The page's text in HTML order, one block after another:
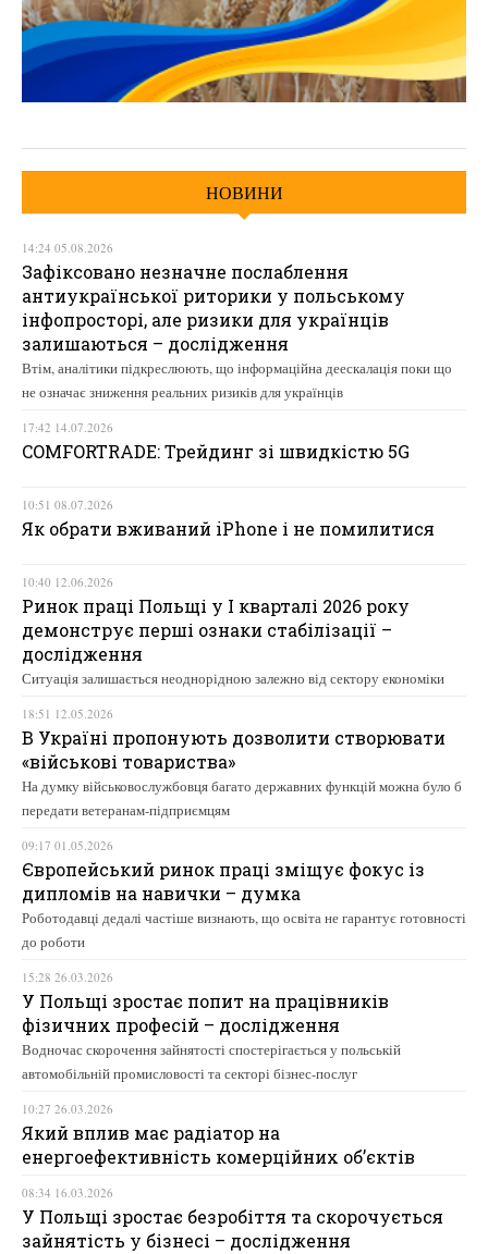
НОВИНИ
14:24 05.08.2026
Зафіксовано незначне послаблення
антиукраїнської риторики у польському
інфопросторі, але ризики для українців
залишаються – дослідження
Втім, аналітики підкреслюють, що інформаційна деескалація поки що
не означає зниження реальних ризиків для українців
17:42 14.07.2026
COMFORTRADE: Трейдинг зі швидкістю 5G
10:51 08.07.2026
Як обрати вживаний iPhone і не помилитися
10:40 12.06.2026
Ринок праці Польщі у І кварталі 2026 року
демонструє перші ознаки стабілізації –
дослідження
Ситуація залишається неоднорідною залежно від сектору економіки
18:51 12.05.2026
В Україні пропонують дозволити створювати
«військові товариства»
На думку військовослужбовця багато державних функцій можна було б
передати ветеранам-підприємцям
09:17 01.05.2026
Європейський ринок праці зміщує фокус із
дипломів на навички – думка
Роботодавці дедалі частіше визнають, що освіта не гарантує готовності
до роботи
15:28 26.03.2026
У Польщі зростає попит на працівників
фізичних професій – дослідження
Водночас скорочення зайнятості спостерігається у польській
автомобільній промисловості та секторі бізнес-послуг
10:27 26.03.2026
Який вплив має радіатор на
енергоефективність комерційних об’єктів
08:34 16.03.2026
У Польщі зростає безробіття та скорочується
зайнятість у бізнесі – дослідження